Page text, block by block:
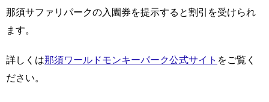
那須サファリパークの入園券を提示すると割引を受けられ
ます。
詳しくは那須ワールドモンキーパーク公式サイト をご覧く
ださい。